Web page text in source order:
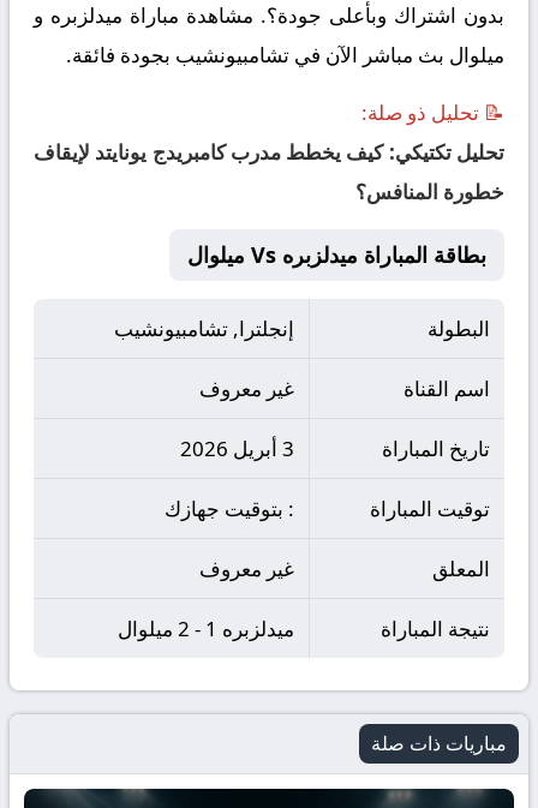
بدون اشتراك وبأعلى جودة؟. مشاهدة مباراة ميدلزبره و
ميلوال بث مباشر الآن في تشامبيونشيب بجودة فائقة.
📝 تحليل ذو صلة:
تحليل تكتيكي: كيف يخطط مدرب كامبريدج يونايتد لإيقاف
خطورة المنافس؟
بطاقة المباراة ميدلزبره Vs ميلوال
البطولة إنجلترا, تشامبيونشيب
اسم القناة غير معروف
تاريخ المباراة 3 أبريل 2026
توقيت المباراة : بتوقيت جهازك
المعلق غير معروف
نتيجة المباراة ميدلزبره 1 - 2 ميلوال
مباريات ذات صلة